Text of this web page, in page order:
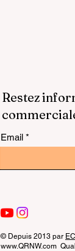
Restez
Email
© Depuis 2013 par
www.QRNW.com